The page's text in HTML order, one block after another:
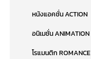
หนังแอคชั่น ACTION
อนิเมชั่น ANIMATION
โรแมนติก ROMANCE